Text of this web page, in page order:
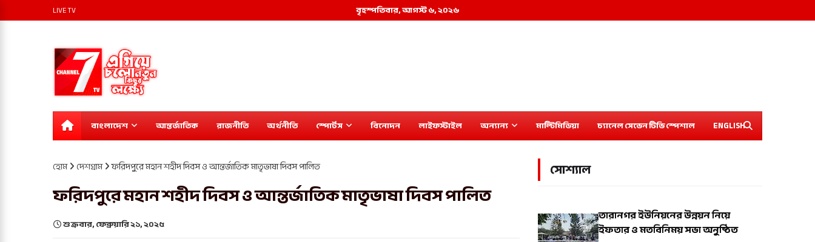
বৃহস্পতিবার, আগস্ট ৬, ২০২৬
LIVE TV
বাংলাদেশ আন্তর্জাতিক রাজনীতি অর্থনীতি স্পোর্টস বিনোদন লাইফস্টাইল অন্যান্য মাল্টিমিডিয়া চ্যানেল সেভেন টিভি স্পেশাল ENGLISH
হোম দেশগ্রাম ফরিদপুরে মহান শহীদ দিবস ও আন্তর্জাতিক মাতৃভাষা দিবস পালিত
ফরিদপুরে মহান শহীদ দিবস ও আন্তর্জাতিক মাতৃভাষা দিবস পালিত
শুক্রবার, ফেব্রুয়ারি ২১, ২০২৫
সোশ্যাল
তারানগর ইউনিয়নের উন্নয়ন নিয়ে
ইফতার ও মতবিনিময় সভা অনুষ্ঠিত